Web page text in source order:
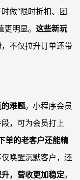
做“限时折扣、团
明显。 这些新玩
，不仅拉升订单还带
难题。小程序会员
，可为会员打上
单的老客户还能精
唤醒沉默客户，还
，营收更加稳定。